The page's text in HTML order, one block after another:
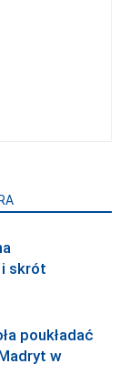
skrót
poukładać
w